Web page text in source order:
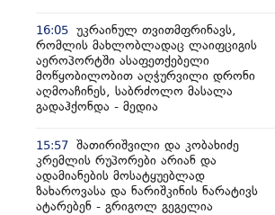
16:05 უკრაინულ თვითმფრინავს,
რომლის მახლობლადაც ლაიფციგის
აეროპორტში ასაფეთქებელი
მოწყობილობით აღჭურვილი დრონი
აღმოაჩინეს, საბრძოლო მასალა
გადაჰქონდა - მედია
15:57 შათირიშვილი და კობახიძე
კრემლის რუპორები არიან და
ადამიანების მოსატყუებლად
ზახაროვასა და ნარიშკინის ნარატივს
ატარებენ - გრიგოლ გეგელია